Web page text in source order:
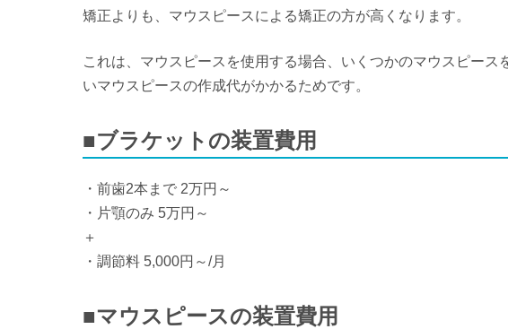
矯正よりも、マウスピースによる矯正の方が高くなります。
これは、マウスピースを使用する場合、いくつかのマウスピー
いマウスピースの作成代がかかるためです。
■ブラケットの装置費用
・前歯2本まで 2万円～
・片顎のみ 5万円～
＋
・調節料 5,000円～/月
■マウスピースの装置費用